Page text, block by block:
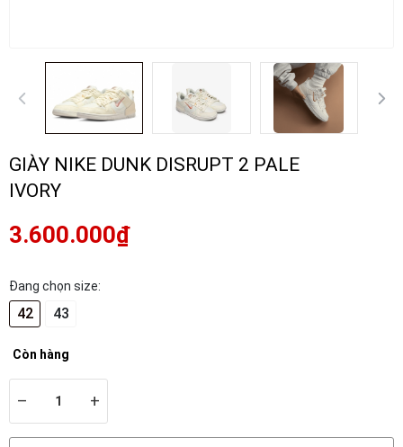
GIÀY NIKE DUNK DISRUPT 2 PALE
IVORY
3.600.000₫
Đang chọn size:
42 43
Còn hàng
– +